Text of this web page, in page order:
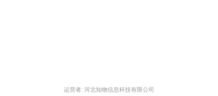
运营者: 河北知物信息科技有限公司